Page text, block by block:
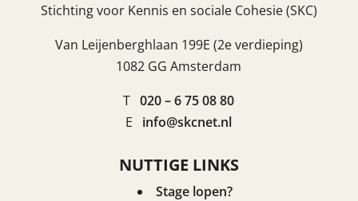
Stichting voor Kennis en sociale Cohesie (SKC)
Van Leijenberghlaan 199E (2e verdieping)
1082 GG Amsterdam
T020 – 6 75 08 80
E info@skcnet.nl
NUTTIGE LINKS
Stage lopen?